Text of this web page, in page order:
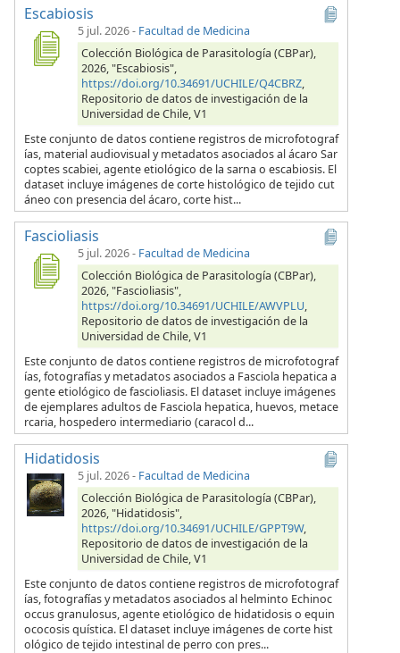
Escabiosis
5 jul. 2026- Facultad de Medicina
Colección Biológica de Parasitología (CBPar),
2026, "Escabiosis",
https://doi.org/10.34691/UCHILE/Q4CBRZ,
Repositorio de datos de investigación de la
Universidad de Chile, V1
Este conjunto de datos contiene registros de microfotograf
ías, material audiovisual y metadatos asociados al ácaro Sar
coptes scabiei, agente etiológico de la sarna o escabiosis. El
dataset incluye imágenes de corte histológico de tejido cut
áneo con presencia del ácaro, corte hist...
Fascioliasis
5 jul. 2026- Facultad de Medicina
Colección Biológica de Parasitología (CBPar),
2026, "Fascioliasis",
https://doi.org/10.34691/UCHILE/AWVPLU,
Repositorio de datos de investigación de la
Universidad de Chile, V1
Este conjunto de datos contiene registros de microfotograf
ías, fotografías y metadatos asociados a Fasciola hepatica a
gente etiológico de fascioliasis. El dataset incluye imágenes
de ejemplares adultos de Fasciola hepatica, huevos, metace
rcaria, hospedero intermediario (caracol d...
Hidatidosis
5 jul. 2026- Facultad de Medicina
Colección Biológica de Parasitología (CBPar),
2026, "Hidatidosis",
https://doi.org/10.34691/UCHILE/GPPT9W,
Repositorio de datos de investigación de la
Universidad de Chile, V1
Este conjunto de datos contiene registros de microfotograf
ías, fotografías y metadatos asociados al helminto Echinoc
occus granulosus, agente etiológico de hidatidosis o equin
ococosis quística. El dataset incluye imágenes de corte hist
ológico de tejido intestinal de perro con pres...